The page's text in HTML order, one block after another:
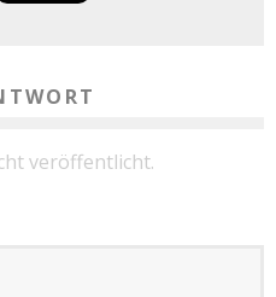
veröffentlicht.